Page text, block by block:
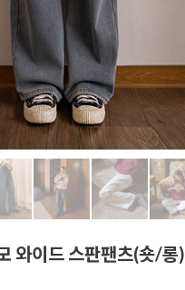
와이드 스판팬츠(숏/롱)